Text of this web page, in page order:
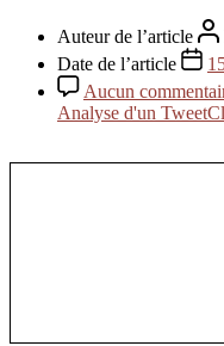
Auteur de l’article
Date de l’article
Aucun
Analyse d'un